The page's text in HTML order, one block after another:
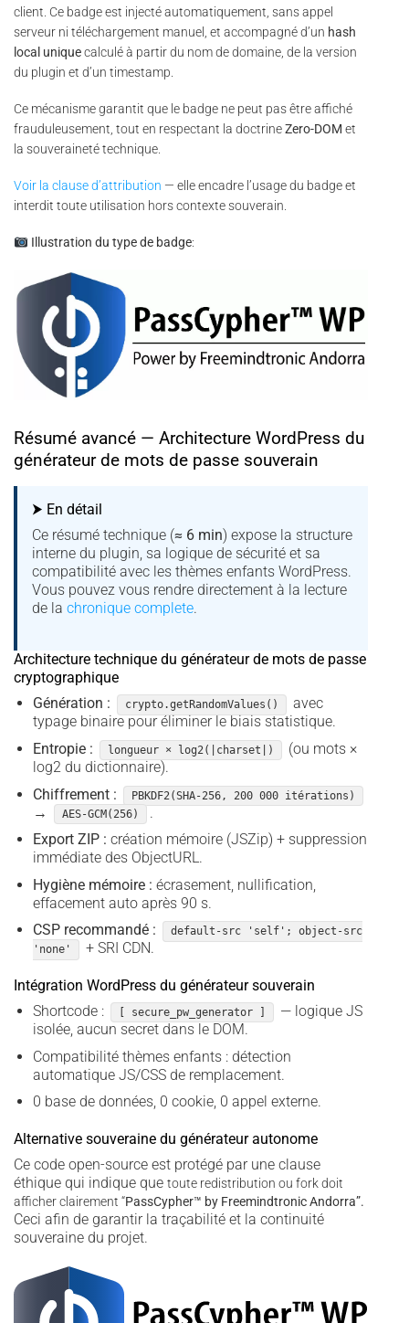
client. Ce badge est injecté automatiquement, sans appel
serveur ni téléchargement manuel, et accompagné d’un hash
local uniquecalculé à partir du nom de domaine, de la version
du plugin et d’un timestamp.
Ce mécanisme garantit que le badge ne peut pas être affiché
frauduleusement, tout en respectant la doctrineZero-DOM et
la souveraineté technique.
Voir la clause d’attribution — elle encadre l’usage du badge et
interdit toute utilisation hors contexte souverain.
Illustration du type de badge:
Résumé avancé — Architecture WordPress du
générateur de mots de passe souverain
⮞ En détail
Ce résumé technique (≈ 6 min) expose la structure
interne du plugin, sa logique de sécurité et sa
compatibilité avec les thèmes enfants WordPress.
Vous pouvez vous rendre directement à la lecture
de la chronique complete.
Architecture technique du générateur de mots de passe
cryptographique
Génération :
crypto.getRandomValues()
avec
typage binaire pour éliminer le biais statistique.
Entropie :
longueur × log2(|charset|)
(ou mots ×
log2 du dictionnaire).
Chiffrement :
PBKDF2(SHA-256, 200 000 itérations)
→ AES-GCM(256)
.
Export ZIP : création mémoire (JSZip) + suppression
immédiate des ObjectURL.
Hygiène mémoire : écrasement, nullification,
effacement auto après 90 s.
CSP recommandé :
default-src 'self'; object-src
'none'
+ SRI CDN.
Intégration WordPress du générateur souverain
Shortcode :
[ secure_pw_generator ]
— logique JS
isolée, aucun secret dans le DOM.
Compatibilité thèmes enfants : détection
automatique JS/CSS de remplacement.
0 base de données, 0 cookie, 0 appel externe.
Alternative souveraine du générateur autonome
Ce code open-source est protégé par une clause
éthique qui indique que toute redistribution ou fork doit
afficher clairement “PassCypher­™ by Freemindtronic Andorra”.
Ceci afin de garantir la traçabilité et la continuité
souveraine du projet.